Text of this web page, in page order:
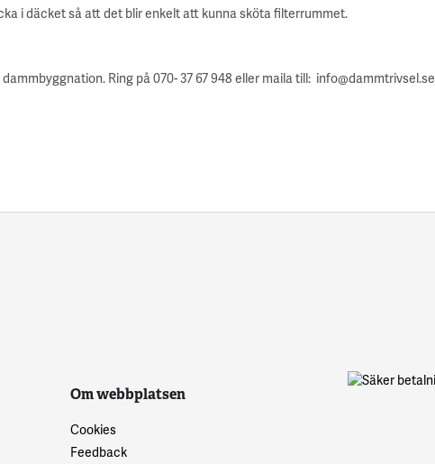
i däcket så att det blir enkelt att kunna sköta filterrummet.
Ring på 070- 37 67 948 eller maila till: info@dammtrivsel.se
Om webbplatsen
Cookies
Feedback